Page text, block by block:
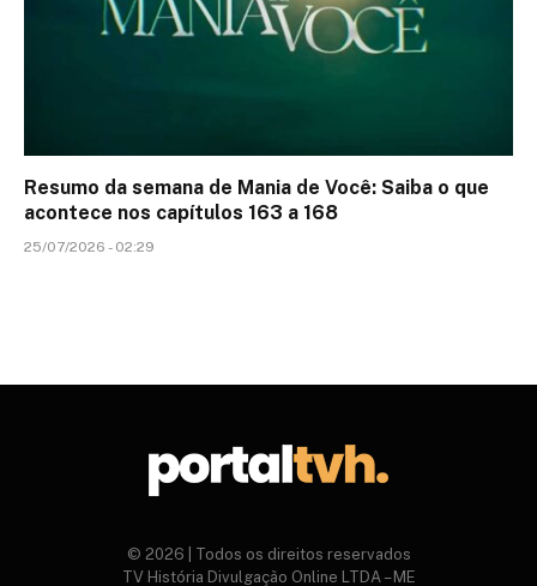
Resumo da semana de Mania de Você: Saiba o que
acontece nos capítulos 163 a 168
25/07/2026 - 02:29
© 2026 | Todos os direitos reservados
TV História Divulgação Online LTDA – ME